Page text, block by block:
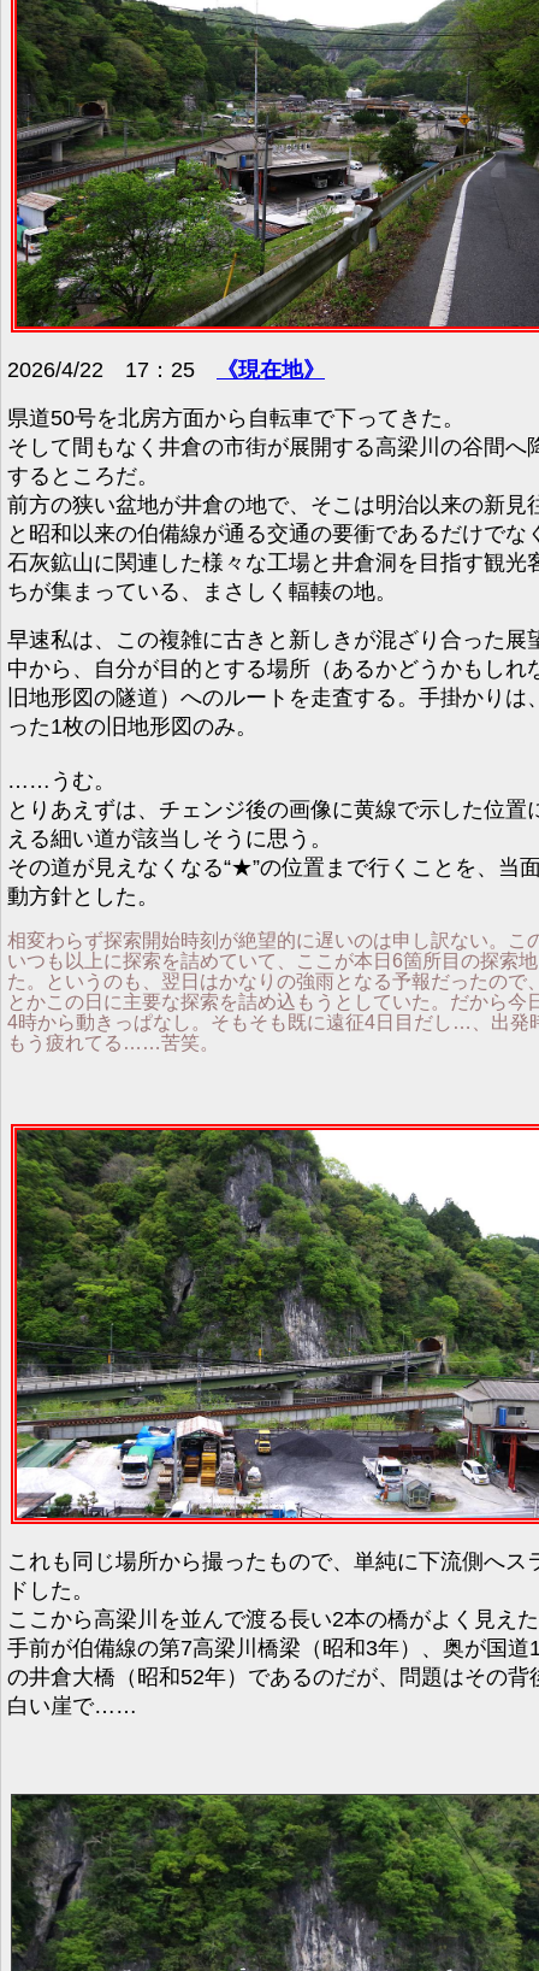
2026/4/22 17：25
《現在地》
県道50号を北房方面から自転車で下ってきた。
そして間もなく井倉の市街が展開する高梁川の谷間へ
するところだ。
前方の狭い盆地が井倉の地で、そこは明治以来の新見
と昭和以来の伯備線が通る交通の要衝であるだけでな
石灰鉱山に関連した様々な工場と井倉洞を目指す観光
ちが集まっている、まさしく輻輳の地。
早速私は、この複雑に古きと新しきが混ざり合った展
中から、自分が目的とする場所（あるかどうかもしれ
旧地形図の隧道）へのルートを走査する。手掛かりは
った1枚の旧地形図のみ。
……うむ。
とりあえずは、チェンジ後の画像に黄線で示した位置
える細い道が該当しそうに思う。
その道が見えなくなる“★”の位置まで行くことを、当
動方針とした。
相変わらず探索開始時刻が絶望的に遅いのは申し訳ない。こ
いつも以上に探索を詰めていて、ここが本日6箇所目の探索
た。というのも、翌日はかなりの強雨となる予報だったので
とかこの日に主要な探索を詰め込もうとしていた。だから今
4時から動きっぱなし。そもそも既に遠征4日目だし…、出発
もう疲れてる……苦笑。
これも同じ場所から撮ったもので、単純に下流側へス
ドした。
ここから高梁川を並んで渡る長い2本の橋がよく見え
手前が伯備線の第7高梁川橋梁（昭和3年）、奥が国道
の井倉大橋（昭和52年）であるのだが、問題はその背
白い崖で……